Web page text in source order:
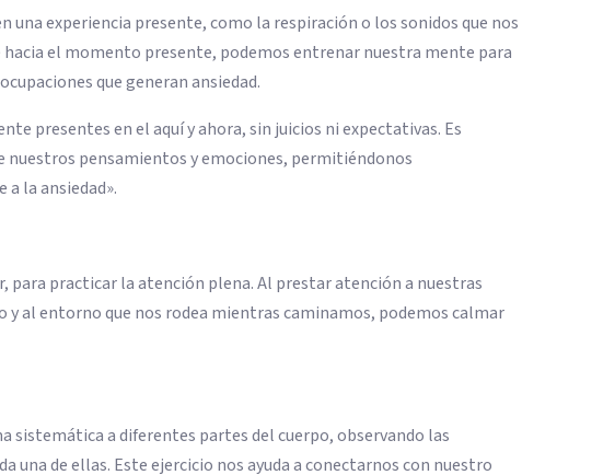
experiencia presente, como la respiración o los sonidos que nos
el momento presente, podemos entrenar nuestra mente para
que generan ansiedad.
presentes en el aquí y ahora, sin juicios ni expectativas. Es
nuestros pensamientos y emociones, permitiéndonos
la ansiedad».
para practicar la atención plena. Al prestar atención a nuestras
al entorno que nos rodea mientras caminamos, podemos calmar
sistemática a diferentes partes del cuerpo, observando las
una de ellas. Este ejercicio nos ayuda a conectarnos con nuestro